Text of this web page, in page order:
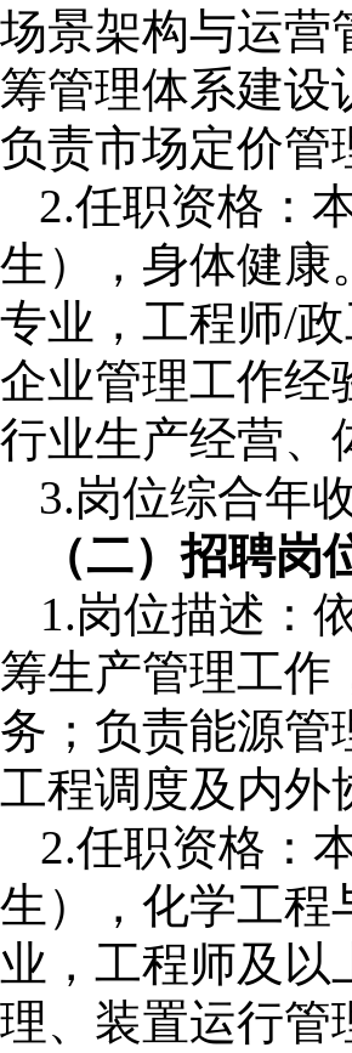
场景架构与运营
筹管理体系建设
负责市场定价管
2.任职资格：
生）
，身体健康。
专业 ，工程师/
企业管理工作经
行业生产经营、
3.岗位综合年
（二）招聘
1.岗位描述：
筹生产管理工作
务；负责能源管
工程调度及内外
2.任职资格：
生）
，化学工
业 ，工程师及以
理、装置运行管